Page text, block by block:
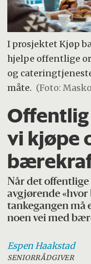
I prosjektet Kjøp
hjelpe offentlige
og
måte. (Foto:
vi kjøpe
Når det
avgjørende «hvor
tankegangen må
noen vei med
EspenHaakstad
SENIORRÅDGIVER